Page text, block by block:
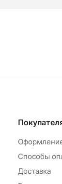
Способы
Доставка